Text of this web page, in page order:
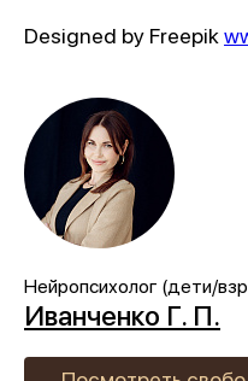
Designed by Freepik
Нейропсихолог (дети/
Иванченко Г. П.